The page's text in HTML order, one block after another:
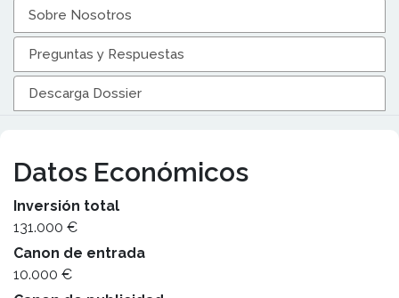
Sobre Nosotros
Preguntas y Respuestas
Descarga Dossier
Datos Económicos
Inversión total
131.000 €
Canon de entrada
10.000 €